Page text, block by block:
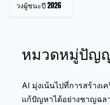
วงผู้ชนะปี 2026
หมวดหมู่ปัญ
AI มุ่งเน้นไปที่การสร้างเ
แก้ปัญหาได้อย่างชาญฉล